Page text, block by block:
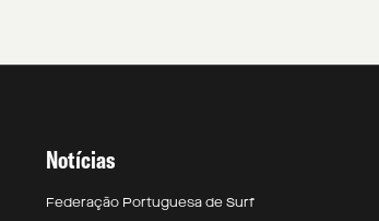
Notícias
Federação Portuguesa de Surf